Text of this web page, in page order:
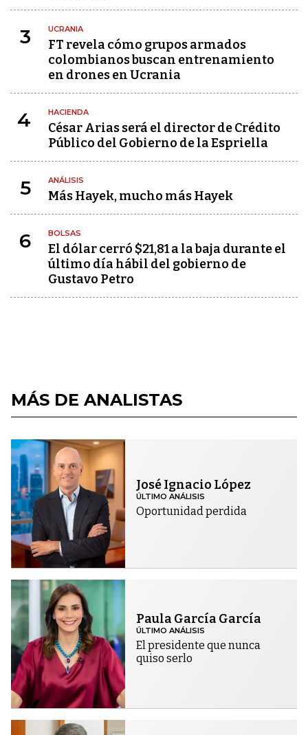
3 UCRANIA
FT revela cómo grupos armados
colombianos buscan entrenamiento
en drones en Ucrania
4 HACIENDA
César Arias será el director de Crédito
Público del Gobierno de la Espriella
5 ANÁLISIS
Más Hayek, mucho más Hayek
6 BOLSAS
El dólar cerró $21,81 a la baja durante el
último día hábil del gobierno de
Gustavo Petro
MÁS DE ANALISTAS
José Ignacio López
ÚLTIMO ANÁLISIS
Oportunidad perdida
Paula García García
ÚLTIMO ANÁLISIS
El presidente que nunca
quiso serlo